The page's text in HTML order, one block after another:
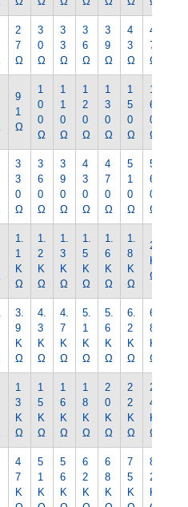
2
7
Ω
3
0
Ω
3
3
Ω
3
6
Ω
3
9
Ω
4
3
Ω
4
7
Ω
9
1
Ω
1
0
0
Ω
1
1
0
Ω
1
2
0
Ω
1
3
0
Ω
1
5
0
Ω
1
6
0
Ω
3
3
0
Ω
3
6
0
Ω
3
9
0
Ω
4
3
0
Ω
4
7
0
Ω
5
1
0
Ω
5
6
0
Ω
1.
1
K
Ω
1.
2
K
Ω
1.
3
K
Ω
1.
5
K
Ω
1.
6
K
Ω
1.
8
K
Ω
2
K
Ω
3.
9
K
Ω
4.
3
K
Ω
4.
7
K
Ω
5.
1
K
Ω
5.
6
K
Ω
6.
2
K
Ω
6.
8
K
Ω
1
3
K
Ω
1
5
K
Ω
1
6
K
Ω
1
8
K
Ω
2
0
K
Ω
2
2
K
Ω
2
4
K
Ω
4
7
K
5
1
K
5
6
K
6
2
K
6
8
K
7
5
K
8
2
K